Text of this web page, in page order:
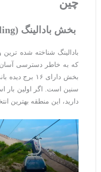
چین
بخش بادالینگ(Badaling)
بادالینگ شناخته ‌شده‌ ترین
که به ‌خاطر دسترسی آسان
بخش دارای ۱۶
سنین است. اگر اولین بار
دارید، این منطقه بهترین